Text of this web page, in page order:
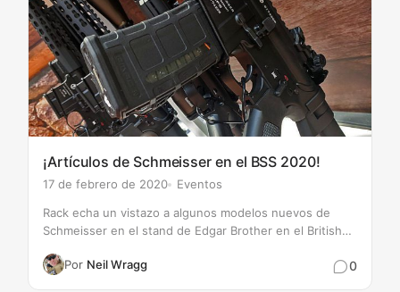
¡Artículos de Schmeisser en el BSS 2020!
17 de febrero de 2020 Eventos
Por Neil Wragg
Rack echa un vistazo a algunos modelos nuevos de
Schmeisser en el stand de Edgar Brother en el British
0